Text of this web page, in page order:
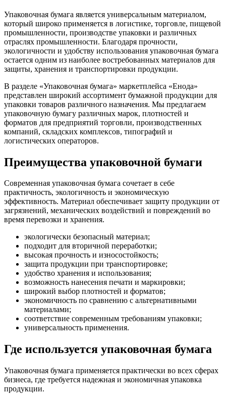
Упаковочная бумага является универсальным материалом,
который широко применяется в логистике, торговле, пищевой
промышленности, производстве упаковки и различных
отраслях промышленности. Благодаря прочности,
экологичности и удобству использования упаковочная бумага
остается одним из наиболее востребованных материалов для
защиты, хранения и транспортировки продукции.
В разделе «Упаковочная бумага» маркетплейса «Енода»
представлен широкий ассортимент бумажной продукции для
упаковки товаров различного назначения. Мы предлагаем
упаковочную бумагу различных марок, плотностей и
форматов для предприятий торговли, производственных
компаний, складских комплексов, типографий и
логистических операторов.
Преимущества упаковочной бумаги
Современная упаковочная бумага сочетает в себе
практичность, экологичность и экономическую
эффективность. Материал обеспечивает защиту продукции от
загрязнений, механических воздействий и повреждений во
время перевозки и хранения.
экологически безопасный материал;
подходит для вторичной переработки;
высокая прочность и износостойкость;
защита продукции при транспортировке;
удобство хранения и использования;
возможность нанесения печати и маркировки;
широкий выбор плотностей и форматов;
экономичность по сравнению с альтернативными
материалами;
соответствие современным требованиям упаковки;
универсальность применения.
Где используется упаковочная бумага
Упаковочная бумага применяется практически во всех сферах
бизнеса, где требуется надежная и экономичная упаковка
продукции.